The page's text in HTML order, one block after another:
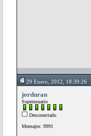
29 Enero, 2012, 18:39:26
jorduran
Superusuario
Desconectado
Mensajes: 9991